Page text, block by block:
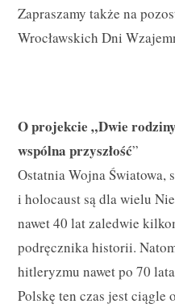
Zapraszamy także na
Wrocławskich Dni
O projekcie „Dwie
wspólna przyszłość”
Ostatnia Wojna Światowa,
i holocaust są dla wielu
nawet 40 lat zaledwie
podręcznika historii.
hitleryzmu nawet po 70
Polskę ten czas jest ciągle